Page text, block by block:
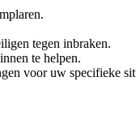
tegen inbraken.
te helpen.
voor uw specifieke